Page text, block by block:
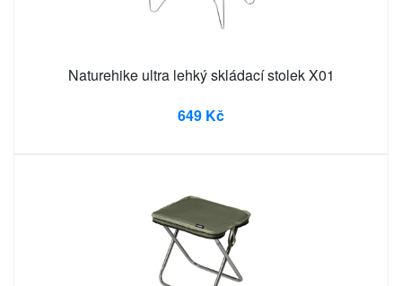
Naturehike ultra lehký skládací stolek X01
649 Kč